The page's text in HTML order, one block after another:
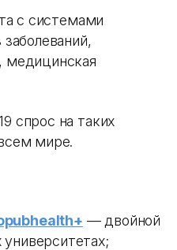
с системами
заболеваний,
медицинская
спрос на таких
мире.
— двойной